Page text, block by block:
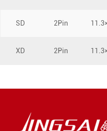
SD 2Pin
XD 2Pin